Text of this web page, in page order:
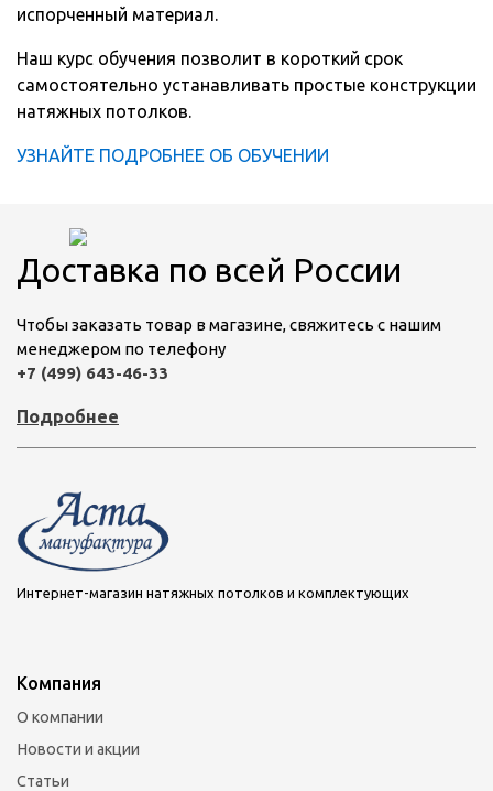
испорченный материал.
Наш курс обучения позволит в короткий срок
самостоятельно устанавливать простые конструкции
натяжных потолков.
УЗНАЙТЕ ПОДРОБНЕЕ ОБ ОБУЧЕНИИ
Доставка по всей России
Чтобы заказать товар в магазине, свяжитесь с нашим
менеджером по телефону
+7 (499) 643-46-33
Подробнее
Интернет-магазин натяжных потолков и комплектующих
Компания
О компании
Новости и акции
Статьи